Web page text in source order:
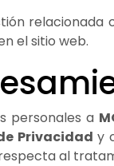
el sitio web.
personales a
Privacidad y
al